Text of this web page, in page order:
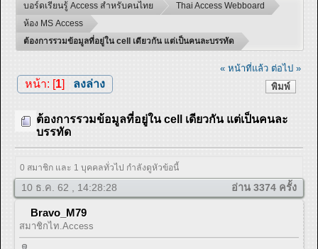
บอร์ดเรียนรู้ Access สำหรับคนไทย
Thai Access Webboard
ห้อง MS Access
ต้องการรวมข้อมูลที่อยู่ใน cell เดียวกัน แต่เป็นคนละบรรทัด
« หน้าที่แล้ว ต่อไป »
พิมพ์
หน้า: [1] ลงล่าง
ต้องการรวมข้อมูลที่อยู่ใน cell เดียวกัน แต่เป็นคนละ
บรรทัด
0 สมาชิก และ 1 บุคคลทั่วไป กำลังดูหัวข้อนี้
10 ธ.ค. 62 , 14:28:28 อ่าน 3374 ครั้ง
Bravo_M79
สมาชิกไท.Access